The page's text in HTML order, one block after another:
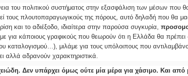
του πολιτικού συστήματος στην εξασφάλιση των μέσων που
τους πλουτοπαραγωγικούς της πόρους, αυτό δηλαδή που θα
και το αδιέξοδο, ιδιαίτερα στην παρούσα συγκυρία,
για κάποιους γραφικούς που θεωρούν ότι η Ελλάδα θα πρέπει
καταλογισμού…), μιλάμε για τους υπόλοιπους που
αλλά αδρανούν χαρακτηριστικά.
Δεν υπάρχει όμως ούτε μία μέρα για χάσιμο. Και από